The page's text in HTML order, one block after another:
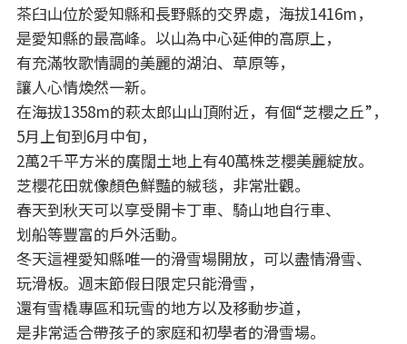
茶臼山位於愛知縣和長野縣的交界處，海拔1416m，
是愛知縣的最高峰。以山為中心延伸的高原上，
有充滿牧歌情調的美麗的湖泊、草原等，
讓人心情煥然一新。
在海拔1358m的萩太郎山山頂附近，有個“芝櫻之丘”，
5月上旬到6月中旬，
2萬2千平方米的廣闊土地上有40萬株芝櫻美麗綻放。
芝櫻花田就像顏色鮮豔的絨毯，非常壯觀。
春天到秋天可以享受開卡丁車、騎山地自行車、
划船等豐富的戶外活動。
冬天這裡愛知縣唯一的滑雪場開放，可以盡情滑雪、
玩滑板。週末節假日限定只能滑雪，
還有雪橇專區和玩雪的地方以及移動步道，
是非常适合帶孩子的家庭和初學者的滑雪場。